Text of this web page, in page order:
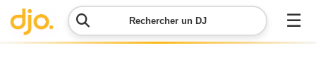
Rechercher un DJ ☰
Menu